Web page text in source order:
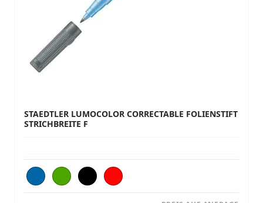
STAEDTLER LUMOCOLOR CORRECTABLE FOLIENSTIFT
STRICHBREITE F